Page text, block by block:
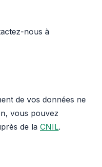
nous à
de vos données ne
vous pouvez
de la CNIL.